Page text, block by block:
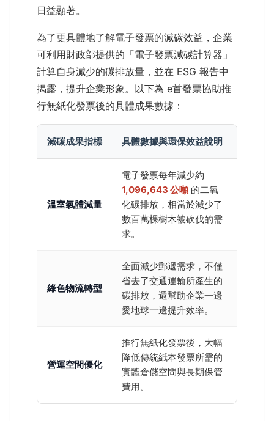
日益顯著。
為了更具體地了解電子發票的減碳效益，企業
可利用財政部提供的「電子發票減碳計算器」
計算自身減少的碳排放量，並在 ESG 報告中
揭露，提升企業形象。以下為 e首發票協助推
行無紙化發票後的具體成果數據：
減碳成果指標 具體數據與環保效益說明
溫室氣體減量
電子發票每年減少約
1,096,643 公噸 的二氧
化碳排放，相當於減少了
數百萬棵樹木被砍伐的需
求。
綠色物流轉型
全面減少郵遞需求，不僅
省去了交通運輸所產生的
碳排放，還幫助企業一邊
愛地球一邊提升效率。
營運空間優化
推行無紙化發票後，大幅
降低傳統紙本發票所需的
實體倉儲空間與長期保管
費用。